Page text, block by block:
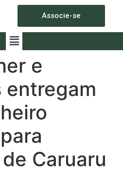
Associe-se
e
entregam
Caruaru